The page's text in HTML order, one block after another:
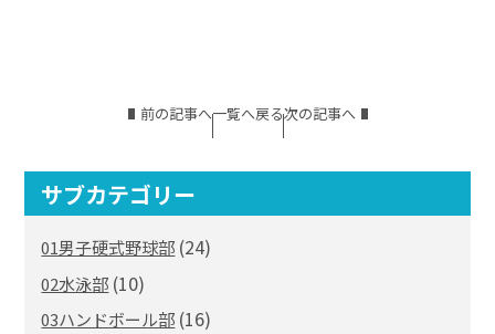
前の記事へ一覧へ戻る次の記事へ
サブカテゴリー
01男子硬式野球部 (24)
02水泳部 (10)
03ハンドボール部 (16)